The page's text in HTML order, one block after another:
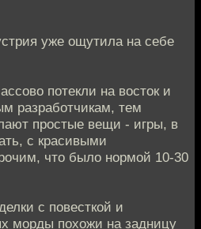
уже ощутила на себе
потекли на восток и
разработчикам, тем
простые вещи - игры, в
с красивыми
что было нормой 10-30
с повесткой и
морды похожи на задницу